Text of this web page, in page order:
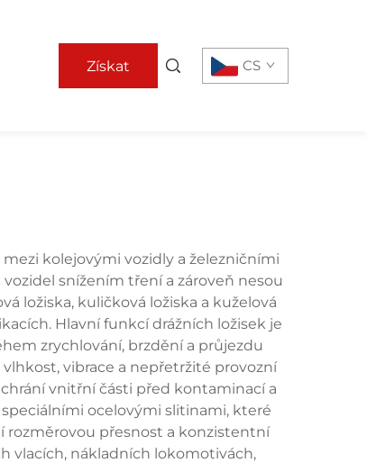
Získat CS
kolejovými vozidly a železničními
snížením tření a zároveň nesou
ložiska, kuličková ložiska a kuželová
Hlavní funkcí drážních ložisek je
zrychlování, brzdění a průjezdu
vibrace a nepřetržité provozní
vnitřní části před kontaminací a
ocelovými slitinami, které
rozměrovou přesnost a konzistentní
vlacích, nákladních lokomotivách,